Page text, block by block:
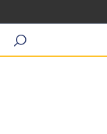
search